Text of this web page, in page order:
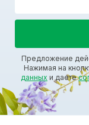
Предложение
Нажимая на
данных и даете